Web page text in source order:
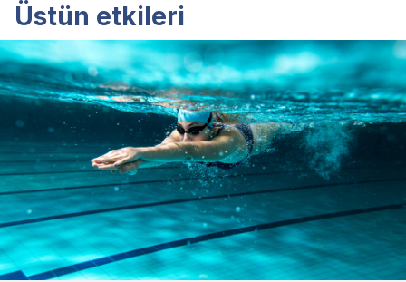
Üstün etkileri